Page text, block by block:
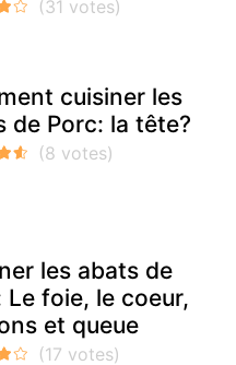
cuisiner les
de Porc: la tête?
les abats de
Le foie, le coeur,
et queue